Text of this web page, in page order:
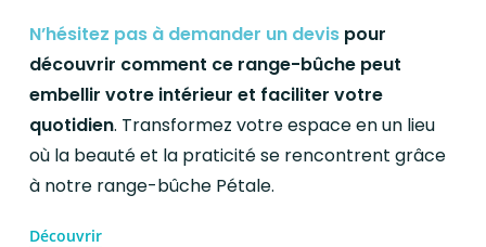
N’hésitez pas à demander un devis pour
découvrir comment ce range-bûche peut
embellir votre intérieur et faciliter votre
quotidien. Transformez votre espace en un lieu
où la beauté et la praticité se rencontrent grâce
à notre range-bûche Pétale.
Découvrir